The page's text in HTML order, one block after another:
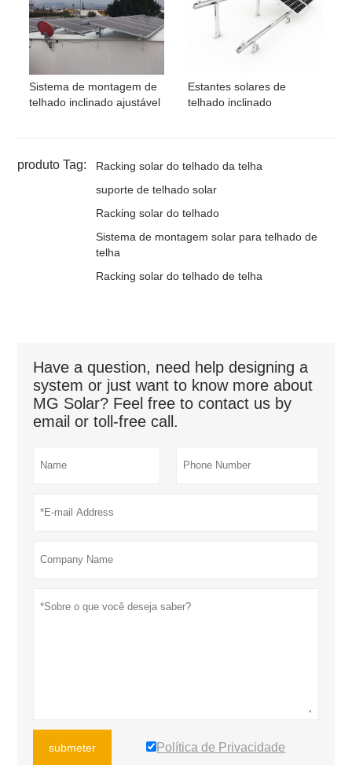
Sistema de montagem de
telhado inclinado ajustável
Estantes solares de
telhado inclinado
produto Tag:
Racking solar do telhado da telha
suporte de telhado solar
Racking solar do telhado
Sistema de montagem solar para telhado de
telha
Racking solar do telhado de telha
Have a question, need help designing a
system or just want to know more about
MG Solar? Feel free to contact us by
email or toll-free call.
submeter Política de Privacidade